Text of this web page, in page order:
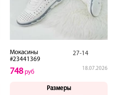
Мокасины
#23441369
27-14
18.07.2026
748руб
Размеры